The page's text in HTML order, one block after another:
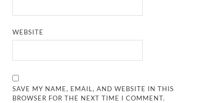
WEBSITE
SAVE MY NAME, EMAIL, AND WEBSITE IN THIS
BROWSER FOR THE NEXT TIME I COMMENT.